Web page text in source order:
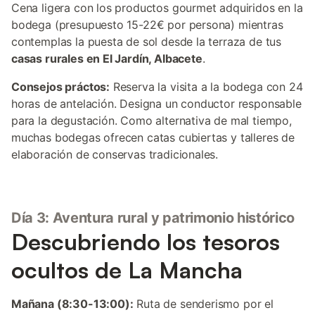
Cena ligera con los productos gourmet adquiridos en la
bodega (presupuesto 15-22€ por persona) mientras
contemplas la puesta de sol desde la terraza de tus
casas rurales en El Jardín, Albacete.
Consejos práctos: Reserva la visita a la bodega con 24
horas de antelación. Designa un conductor responsable
para la degustación. Como alternativa de mal tiempo,
muchas bodegas ofrecen catas cubiertas y talleres de
elaboración de conservas tradicionales.
Día 3: Aventura rural y patrimonio histórico
Descubriendo los tesoros
ocultos de La Mancha
Mañana (8:30-13:00): Ruta de senderismo por el